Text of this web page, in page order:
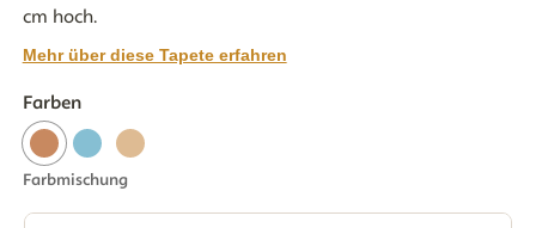
cm hoch.
Mehr über diese Tapete erfahren
Farben
Farbmischung